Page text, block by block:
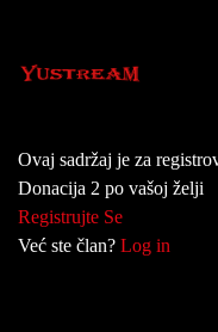
Ovaj sadržaj je za
Donacija 2 po vašoj želji
Registrujte Se
Već ste član? Log in